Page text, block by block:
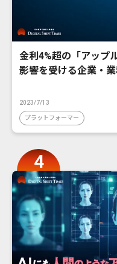
金利4%超の「アップ
影響を受ける企業・業
2023/7/13
プラットフォーマー